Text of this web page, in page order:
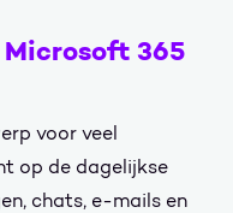
365
voor veel
op de dagelijkse
chats, e-mails en